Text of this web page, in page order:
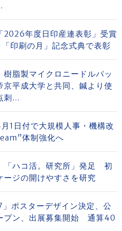
年度日印産連表彰」受賞
印刷の月」記念式典で表彰
脂製マイクロニードルパッ
平成大学と共同、鍼より使
刺...
1日付で大規模人事・機構改
体制強化へ
ハコ活。研究所」発足 初
ージの開けやすさを研究
」ポスターデザイン決定、公
プン、出展募集開始 通算40